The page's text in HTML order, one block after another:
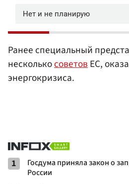
Ранее специальный
несколькосоветовЕС,
энергокризиса.
1
Госдума приняла закон о
России